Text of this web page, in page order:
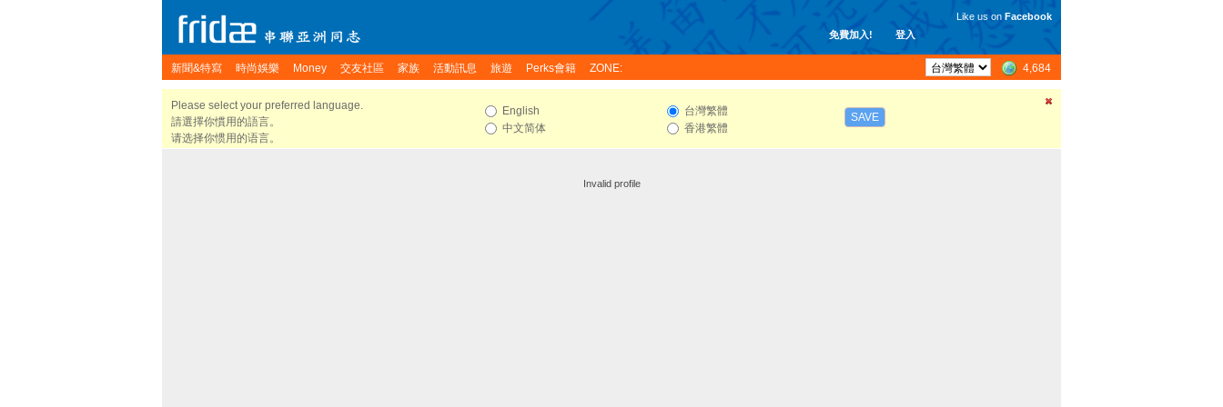
免費加入! 登入
Like us on Facebook
新聞&特寫 時尚娛樂 Money 交友社區 家族 活動訊息 旅遊 Perks會籍 ZONE: 4,684
Please select your preferred language.
請選擇你慣用的語言。
请选择你惯用的语言。
English
中文简体
台灣繁體
香港繁體
SAVE
Invalid profile